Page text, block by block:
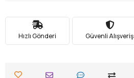
Hızlı Gönderi Güvenli Alışveriş